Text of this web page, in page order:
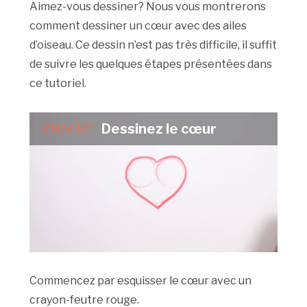
Aimez-vous dessiner? Nous vous montrerons
comment dessiner un cœur avec des ailes
d’oiseau. Ce dessin n’est pas très difficile, il suffit
de suivre les quelques étapes présentées dans
ce tutoriel.
Etape 1/6 : Dessinez le cœur
Commencez par esquisser le cœur avec un
crayon-feutre rouge.